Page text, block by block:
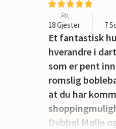
18 Gjester 7
Et fantastisk
hverandre i
som er pent
romslig
at du har
Dybbøl Mølle